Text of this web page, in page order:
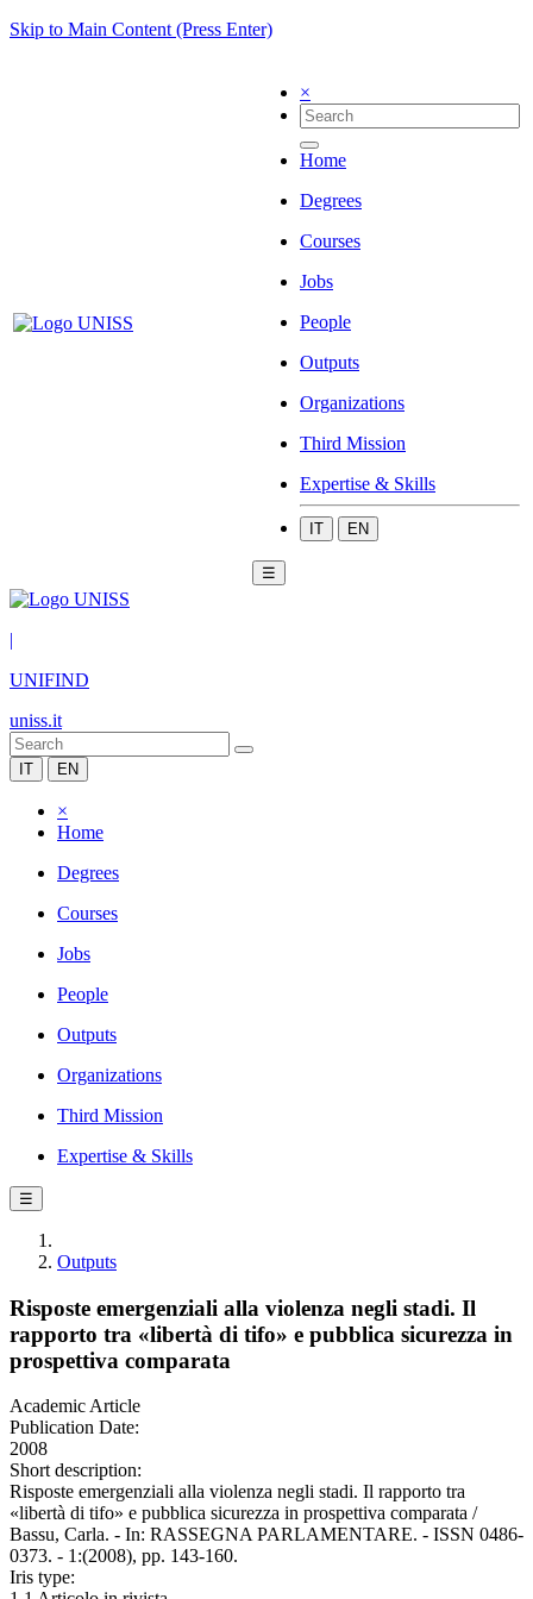
Skip to Main Content (Press Enter)
×
Home
Degrees
Courses
Jobs
People
Outputs
Organizations
Third Mission
Expertise & Skills
IT EN
☰
|
UNIFIND
uniss.it
IT EN
×
Home
Degrees
Courses
Jobs
People
Outputs
Organizations
Third Mission
Expertise & Skills
☰
Outputs
Risposte emergenziali alla violenza negli stadi. Il
rapporto tra «libertà di tifo» e pubblica sicurezza in
prospettiva comparata
Academic Article
Publication Date:
2008
Short description:
Risposte emergenziali alla violenza negli stadi. Il rapporto tra
«libertà di tifo» e pubblica sicurezza in prospettiva comparata /
Bassu, Carla. - In: RASSEGNA PARLAMENTARE. - ISSN 0486-
0373. - 1:(2008), pp. 143-160.
Iris type: